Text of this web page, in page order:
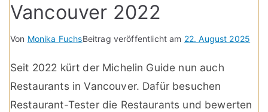
Vancouver 2022
Von Monika FuchsBeitrag veröffentlicht am 22. August 2025
Seit 2022 kürt der Michelin Guide nun auch
Restaurants in Vancouver. Dafür besuchen
Restaurant-Tester die Restaurants und bewerten